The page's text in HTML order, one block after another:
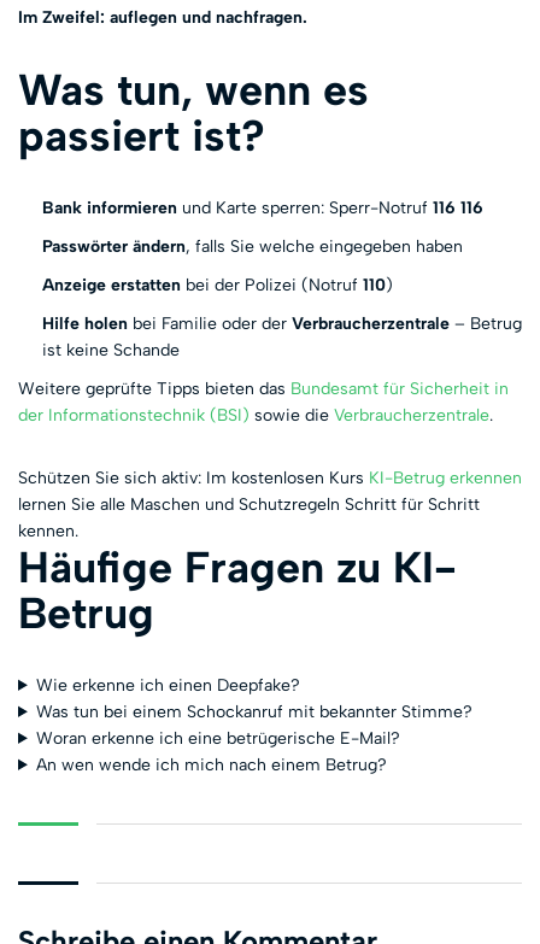
Im Zweifel: auflegen und nachfragen.
Was tun, wenn es
passiert ist?
Bank informieren und Karte sperren: Sperr-Notruf 116 116
Passwörter ändern, falls Sie welche eingegeben haben
Anzeige erstatten bei der Polizei (Notruf 110)
Hilfe holen bei Familie oder der Verbraucherzentrale – Betrug
ist keine Schande
Weitere geprüfte Tipps bieten das Bundesamt für Sicherheit in
der Informationstechnik (BSI) sowie die Verbraucherzentrale.
Schützen Sie sich aktiv: Im kostenlosen Kurs KI-Betrug erkennen
lernen Sie alle Maschen und Schutzregeln Schritt für Schritt
kennen.
Häufige Fragen zu KI-
Betrug
Wie erkenne ich einen Deepfake?
Was tun bei einem Schockanruf mit bekannter Stimme?
Woran erkenne ich eine betrügerische E-Mail?
An wen wende ich mich nach einem Betrug?